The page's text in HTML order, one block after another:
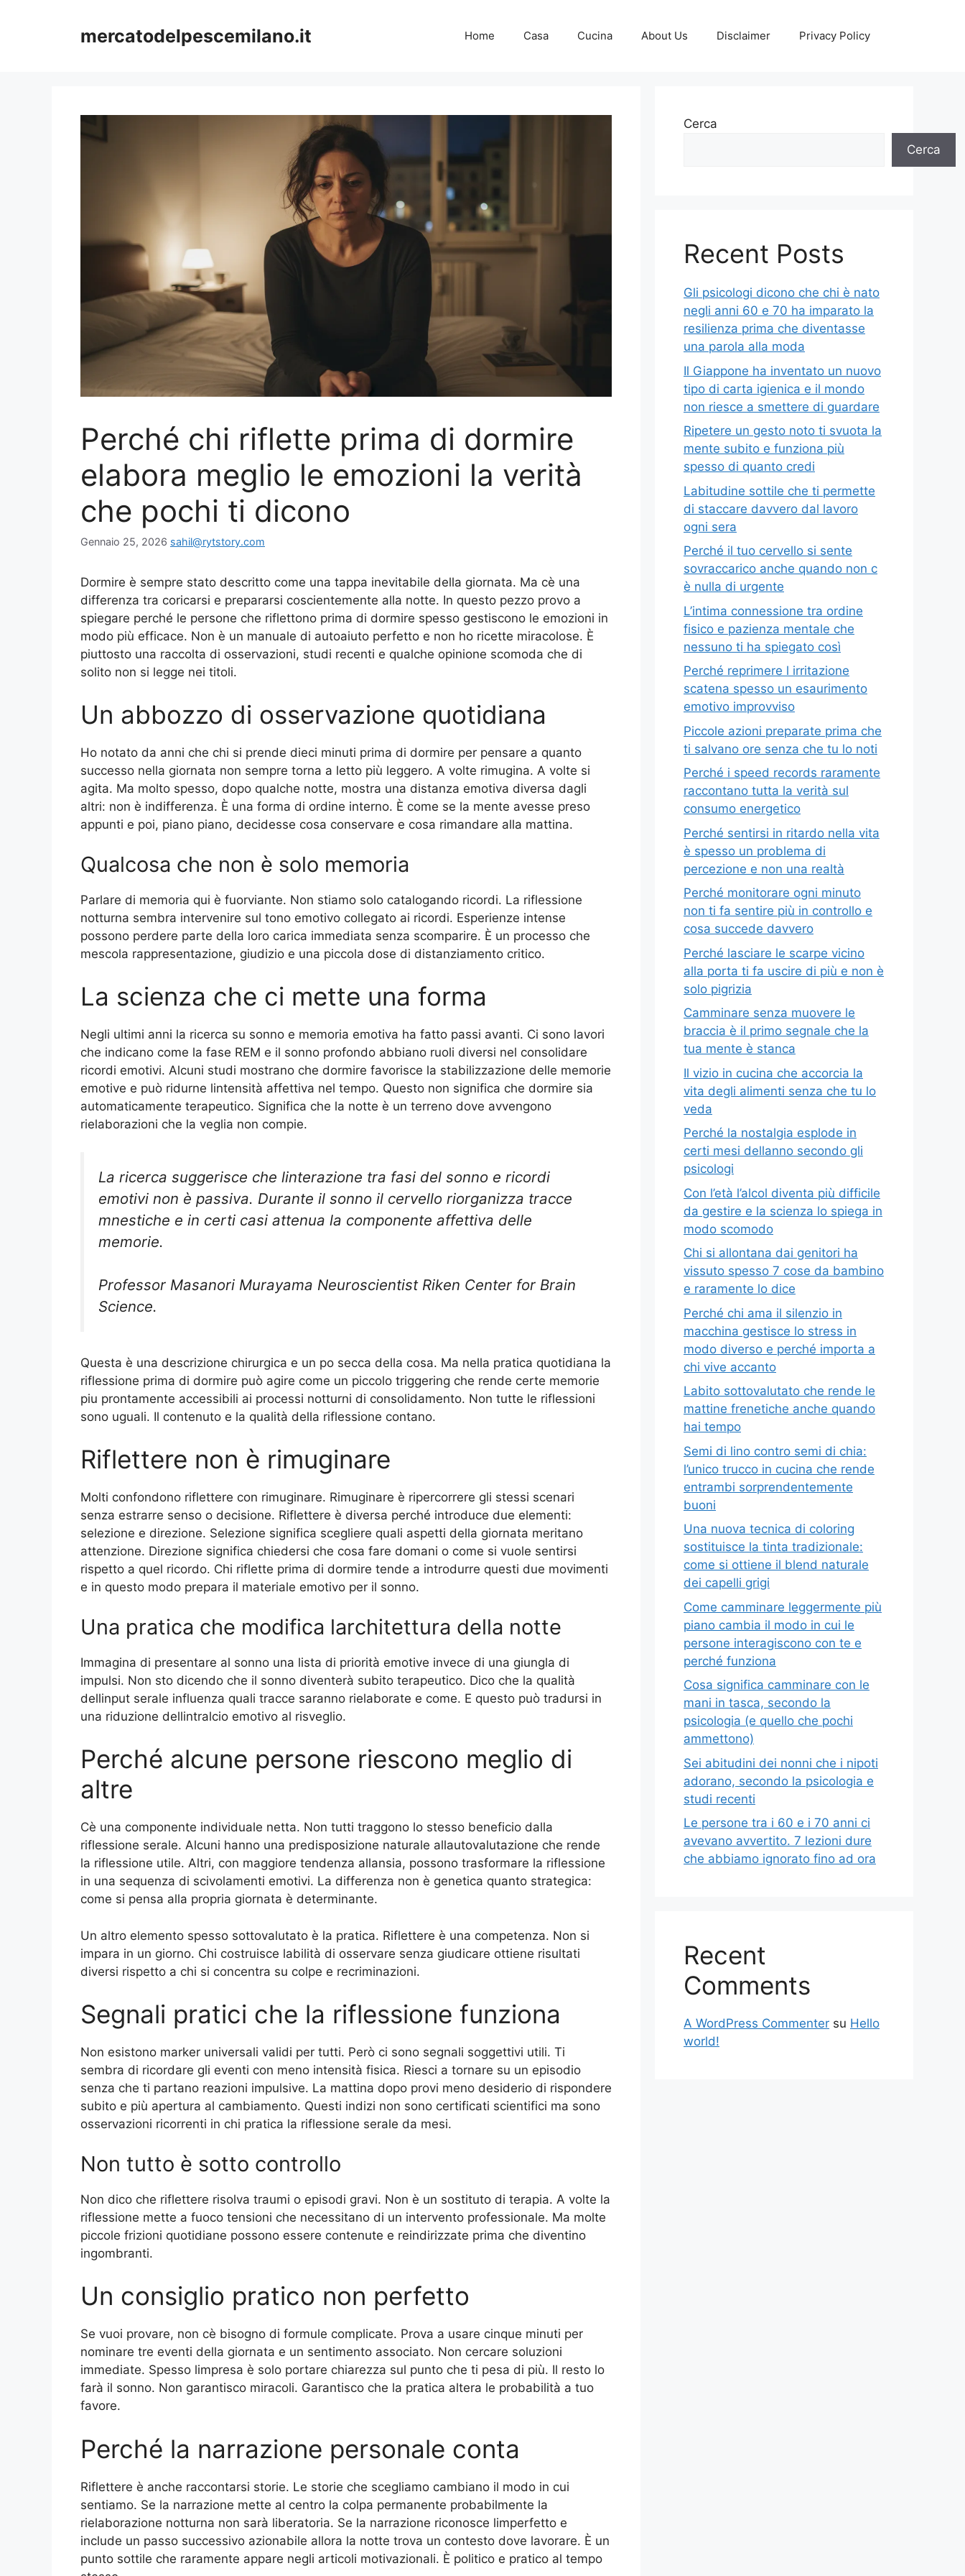
mercatodelpescemilano.it Home Casa Cucina About Us Disclaimer Privacy Policy
Perché chi riflette prima di dormire
elabora meglio le emozioni la verità
che pochi ti dicono
Gennaio 25, 2026 sahil@rytstory.com
Dormire è sempre stato descritto come una tappa inevitabile della giornata. Ma cè una
differenza tra coricarsi e prepararsi coscientemente alla notte. In questo pezzo provo a
spiegare perché le persone che riflettono prima di dormire spesso gestiscono le emozioni in
modo più efficace. Non è un manuale di autoaiuto perfetto e non ho ricette miracolose. È
piuttosto una raccolta di osservazioni, studi recenti e qualche opinione scomoda che di
solito non si legge nei titoli.
Un abbozzo di osservazione quotidiana
Ho notato da anni che chi si prende dieci minuti prima di dormire per pensare a quanto
successo nella giornata non sempre torna a letto più leggero. A volte rimugina. A volte si
agita. Ma molto spesso, dopo qualche notte, mostra una distanza emotiva diversa dagli
altri: non è indifferenza. È una forma di ordine interno. È come se la mente avesse preso
appunti e poi, piano piano, decidesse cosa conservare e cosa rimandare alla mattina.
Qualcosa che non è solo memoria
Parlare di memoria qui è fuorviante. Non stiamo solo catalogando ricordi. La riflessione
notturna sembra intervenire sul tono emotivo collegato ai ricordi. Esperienze intense
possono perdere parte della loro carica immediata senza scomparire. È un processo che
mescola rappresentazione, giudizio e una piccola dose di distanziamento critico.
La scienza che ci mette una forma
Negli ultimi anni la ricerca su sonno e memoria emotiva ha fatto passi avanti. Ci sono lavori
che indicano come la fase REM e il sonno profondo abbiano ruoli diversi nel consolidare
ricordi emotivi. Alcuni studi mostrano che dormire favorisce la stabilizzazione delle memorie
emotive e può ridurne lintensità affettiva nel tempo. Questo non significa che dormire sia
automaticamente terapeutico. Significa che la notte è un terreno dove avvengono
rielaborazioni che la veglia non compie.
La ricerca suggerisce che linterazione tra fasi del sonno e ricordi
emotivi non è passiva. Durante il sonno il cervello riorganizza tracce
mnestiche e in certi casi attenua la componente affettiva delle
memorie.
Professor Masanori Murayama Neuroscientist Riken Center for Brain
Science.
Questa è una descrizione chirurgica e un po secca della cosa. Ma nella pratica quotidiana la
riflessione prima di dormire può agire come un piccolo triggering che rende certe memorie
piu prontamente accessibili ai processi notturni di consolidamento. Non tutte le riflessioni
sono uguali. Il contenuto e la qualità della riflessione contano.
Riflettere non è rimuginare
Molti confondono riflettere con rimuginare. Rimuginare è ripercorrere gli stessi scenari
senza estrarre senso o decisione. Riflettere è diversa perché introduce due elementi:
selezione e direzione. Selezione significa scegliere quali aspetti della giornata meritano
attenzione. Direzione significa chiedersi che cosa fare domani o come si vuole sentirsi
rispetto a quel ricordo. Chi riflette prima di dormire tende a introdurre questi due movimenti
e in questo modo prepara il materiale emotivo per il sonno.
Una pratica che modifica larchitettura della notte
Immagina di presentare al sonno una lista di priorità emotive invece di una giungla di
impulsi. Non sto dicendo che il sonno diventerà subito terapeutico. Dico che la qualità
dellinput serale influenza quali tracce saranno rielaborate e come. E questo può tradursi in
una riduzione dellintralcio emotivo al risveglio.
Perché alcune persone riescono meglio di
altre
Cè una componente individuale netta. Non tutti traggono lo stesso beneficio dalla
riflessione serale. Alcuni hanno una predisposizione naturale allautovalutazione che rende
la riflessione utile. Altri, con maggiore tendenza allansia, possono trasformare la riflessione
in una sequenza di scivolamenti emotivi. La differenza non è genetica quanto strategica:
come si pensa alla propria giornata è determinante.
Un altro elemento spesso sottovalutato è la pratica. Riflettere è una competenza. Non si
impara in un giorno. Chi costruisce labilità di osservare senza giudicare ottiene risultati
diversi rispetto a chi si concentra su colpe e recriminazioni.
Segnali pratici che la riflessione funziona
Non esistono marker universali validi per tutti. Però ci sono segnali soggettivi utili. Ti
sembra di ricordare gli eventi con meno intensità fisica. Riesci a tornare su un episodio
senza che ti partano reazioni impulsive. La mattina dopo provi meno desiderio di rispondere
subito e più apertura al cambiamento. Questi indizi non sono certificati scientifici ma sono
osservazioni ricorrenti in chi pratica la riflessione serale da mesi.
Non tutto è sotto controllo
Non dico che riflettere risolva traumi o episodi gravi. Non è un sostituto di terapia. A volte la
riflessione mette a fuoco tensioni che necessitano di un intervento professionale. Ma molte
piccole frizioni quotidiane possono essere contenute e reindirizzate prima che diventino
ingombranti.
Un consiglio pratico non perfetto
Se vuoi provare, non cè bisogno di formule complicate. Prova a usare cinque minuti per
nominare tre eventi della giornata e un sentimento associato. Non cercare soluzioni
immediate. Spesso limpresa è solo portare chiarezza sul punto che ti pesa di più. Il resto lo
farà il sonno. Non garantisco miracoli. Garantisco che la pratica altera le probabilità a tuo
favore.
Perché la narrazione personale conta
Riflettere è anche raccontarsi storie. Le storie che scegliamo cambiano il modo in cui
sentiamo. Se la narrazione mette al centro la colpa permanente probabilmente la
rielaborazione notturna non sarà liberatoria. Se la narrazione riconosce limperfetto e
include un passo successivo azionabile allora la notte trova un contesto dove lavorare. È un
punto sottile che raramente appare negli articoli motivazionali. È politico e pratico al tempo
Cerca
Cerca
Recent Posts
Gli psicologi dicono che chi è nato
negli anni 60 e 70 ha imparato la
resilienza prima che diventasse
una parola alla moda
Il Giappone ha inventato un nuovo
tipo di carta igienica e il mondo
non riesce a smettere di guardare
Ripetere un gesto noto ti svuota la
mente subito e funziona più
spesso di quanto credi
Labitudine sottile che ti permette
di staccare davvero dal lavoro
ogni sera
Perché il tuo cervello si sente
sovraccarico anche quando non c
è nulla di urgente
L’intima connessione tra ordine
fisico e pazienza mentale che
nessuno ti ha spiegato così
Perché reprimere l irritazione
scatena spesso un esaurimento
emotivo improvviso
Piccole azioni preparate prima che
ti salvano ore senza che tu lo noti
Perché i speed records raramente
raccontano tutta la verità sul
consumo energetico
Perché sentirsi in ritardo nella vita
è spesso un problema di
percezione e non una realtà
Perché monitorare ogni minuto
non ti fa sentire più in controllo e
cosa succede davvero
Perché lasciare le scarpe vicino
alla porta ti fa uscire di più e non è
solo pigrizia
Camminare senza muovere le
braccia è il primo segnale che la
tua mente è stanca
Il vizio in cucina che accorcia la
vita degli alimenti senza che tu lo
veda
Perché la nostalgia esplode in
certi mesi dellanno secondo gli
psicologi
Con l’età l’alcol diventa più difficile
da gestire e la scienza lo spiega in
modo scomodo
Chi si allontana dai genitori ha
vissuto spesso 7 cose da bambino
e raramente lo dice
Perché chi ama il silenzio in
macchina gestisce lo stress in
modo diverso e perché importa a
chi vive accanto
Labito sottovalutato che rende le
mattine frenetiche anche quando
hai tempo
Semi di lino contro semi di chia:
l’unico trucco in cucina che rende
entrambi sorprendentemente
buoni
Una nuova tecnica di coloring
sostituisce la tinta tradizionale:
come si ottiene il blend naturale
dei capelli grigi
Come camminare leggermente più
piano cambia il modo in cui le
persone interagiscono con te e
perché funziona
Cosa significa camminare con le
mani in tasca, secondo la
psicologia (e quello che pochi
ammettono)
Sei abitudini dei nonni che i nipoti
adorano, secondo la psicologia e
studi recenti
Le persone tra i 60 e i 70 anni ci
avevano avvertito. 7 lezioni dure
che abbiamo ignorato fino ad ora
Recent
Comments
A WordPress Commenter su Hello
world!